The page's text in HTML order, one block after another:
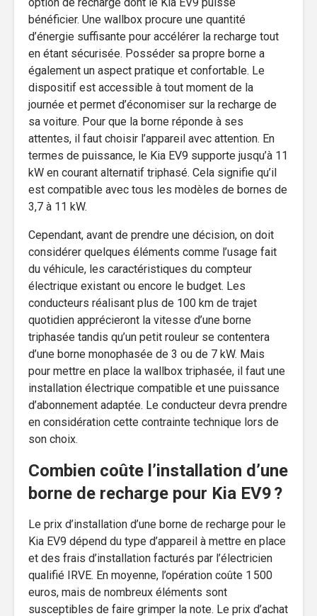
bénéficier. Une wallbox procure une quantité
d’énergie suffisante pour accélérer la recharge tout
en étant sécurisée. Posséder sa propre borne a
également un aspect pratique et confortable. Le
dispositif est accessible à tout moment de la
journée et permet d’économiser sur la recharge de
sa voiture. Pour que la borne réponde à ses
attentes, il faut choisir l’appareil avec attention. En
termes de puissance, le Kia EV9 supporte jusqu’à 11
kW en courant alternatif triphasé. Cela signifie qu’il
est compatible avec tous les modèles de bornes de
3,7 à 11 kW.
Cependant, avant de prendre une décision, on doit
considérer quelques éléments comme l’usage fait
du véhicule, les caractéristiques du compteur
électrique existant ou encore le budget. Les
conducteurs réalisant plus de 100 km de trajet
quotidien apprécieront la vitesse d’une borne
triphasée tandis qu’un petit rouleur se contentera
d’une borne monophasée de 3 ou de 7 kW. Mais
pour mettre en place la wallbox triphasée, il faut une
installation électrique compatible et une puissance
d’abonnement adaptée. Le conducteur devra prendre
en considération cette contrainte technique lors de
son choix.
Combien coûte l’installation d’une
borne de recharge pour Kia EV9 ?
Le prix d’installation d’une borne de recharge pour le
Kia EV9 dépend du type d’appareil à mettre en place
et des frais d’installation facturés par l’électricien
qualifié IRVE. En moyenne, l’opération coûte 1 500
euros, mais de nombreux éléments sont
susceptibles de faire grimper la note. Le prix d’achat